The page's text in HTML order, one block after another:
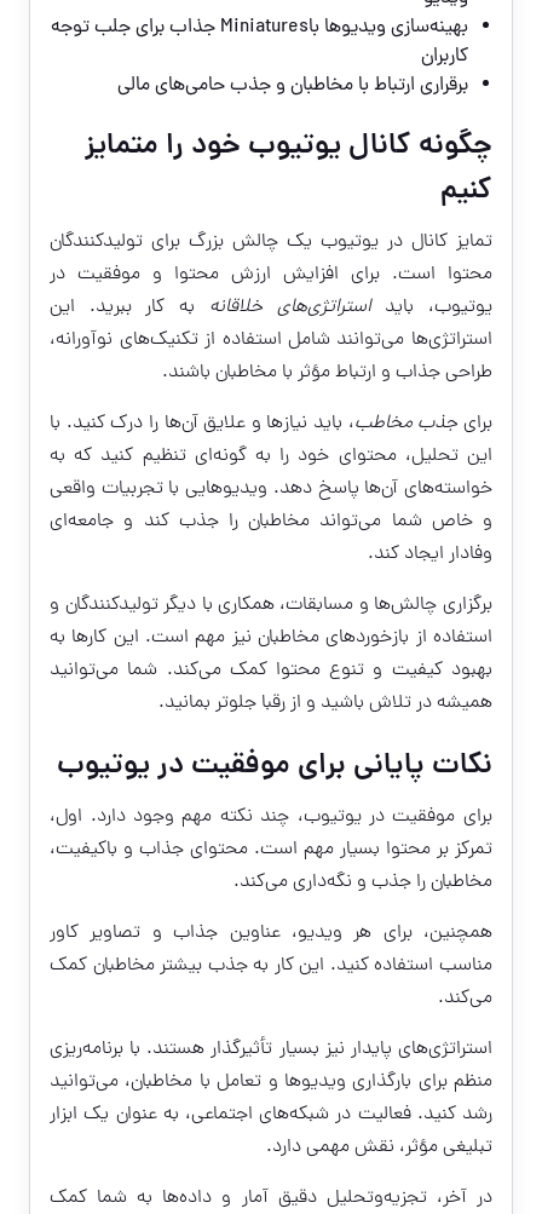
بهینه‌سازی ویدیوها باMiniatures جذاب برای جلب توجه
کاربران
برقراری ارتباط با مخاطبان و جذب حامی‌های مالی
چگونه کانال یوتیوب خود را متمایز
کنیم
تمایز کانال در یوتیوب یک چالش بزرگ برای تولیدکنندگان
محتوا است. برای افزایش ارزش محتوا و موفقیت در
یوتیوب، بایداستراتژی‌های خلاقانه به کار ببرید. این
استراتژی‌ها می‌توانند شامل استفاده از تکنیک‌های نوآورانه،
طراحی جذاب و ارتباط مؤثر با مخاطبان باشند.
برای جذب مخاطب، باید نیازها و علایق آن‌ها را درک کنید. با
این تحلیل، محتوای خود را به گونه‌ای تنظیم کنید که به
خواسته‌های آن‌ها پاسخ دهد. ویدیوهایی با تجربیات واقعی
و خاص شما می‌تواند مخاطبان را جذب کند و جامعه‌ای
وفادار ایجاد کند.
برگزاری چالش‌ها و مسابقات، همکاری با دیگر تولیدکنندگان و
استفاده از بازخوردهای مخاطبان نیز مهم است. این کارها به
بهبود کیفیت و تنوع محتوا کمک می‌کند. شما می‌توانید
همیشه در تلاش باشید و از رقبا جلوتر بمانید.
نکات پایانی برای موفقیت در یوتیوب
برای موفقیت در یوتیوب، چند نکته مهم وجود دارد. اول،
تمرکز بر محتوا بسیار مهم است. محتوای جذاب و باکیفیت،
مخاطبان را جذب و نگه‌داری می‌کند.
همچنین، برای هر ویدیو، عناوین جذاب و تصاویر کاور
مناسب استفاده کنید. این کار به جذب بیشتر مخاطبان کمک
می‌کند.
استراتژی‌های پایدار نیز بسیار تأثیرگذار هستند. با برنامه‌ریزی
منظم برای بارگذاری ویدیوها و تعامل با مخاطبان، می‌توانید
رشد کنید. فعالیت در شبکه‌های اجتماعی، به عنوان یک ابزار
تبلیغی مؤثر، نقش مهمی دارد.
در آخر، تجزیه‌و‌تحلیل دقیق آمار و داده‌ها به شما کمک